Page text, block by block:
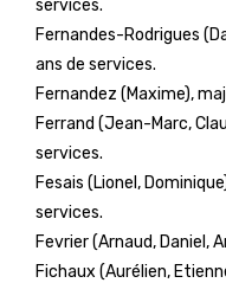
services.
Fernandes-Rodrigues
ans de services.
Fernandez (Maxime),
Ferrand (Jean-Marc,
services.
Fesais (Lionel,
services.
Fevrier (Arnaud, Daniel,
Fichaux (Aurélien,